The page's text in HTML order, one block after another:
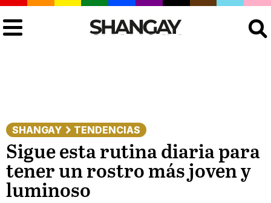
SHANGAY TENDENCIAS
Sigue esta rutina diaria para
tener un rostro más joven y
luminoso